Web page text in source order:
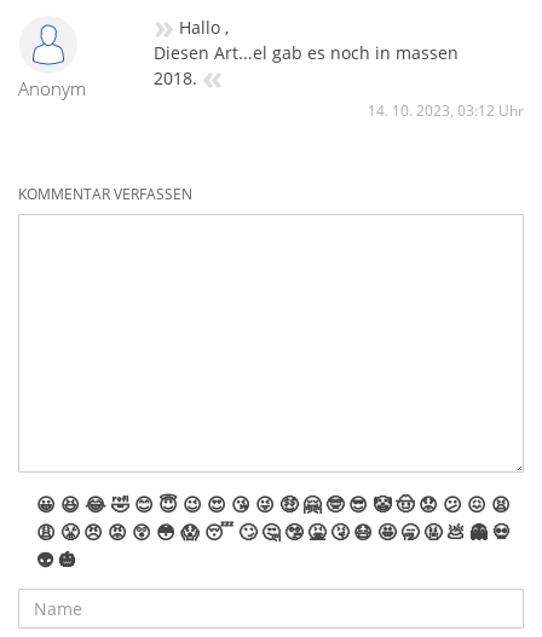
Anonym
» Hallo ,
Diesen Art...el gab es noch in massen
2018. «
14. 10. 2023, 03:12 Uhr
KOMMENTAR VERFASSEN
😀 😆 😂🤣 😊 😇 😉 😍 😘 😜 🤑 🤗 🤓 😎 🤡🤠 😟 😕 😖 😫
😩 😤 😠 😡 😲 😳 😱 😴 🙄 🤔 🤥 🤮 🤧 😷 🤩 🥱 🤬 💩 👻 💀
👽 🎃